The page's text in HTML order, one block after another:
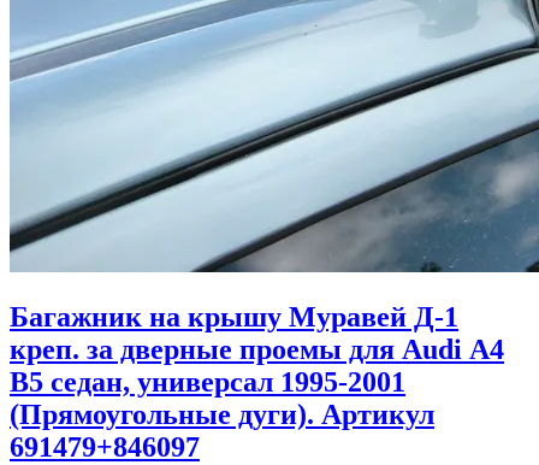
Багажник на крышу Муравей Д-1
креп. за дверные проемы для Audi А4
B5 седан, универсал 1995-2001
(Прямоугольные дуги). Артикул
691479+846097